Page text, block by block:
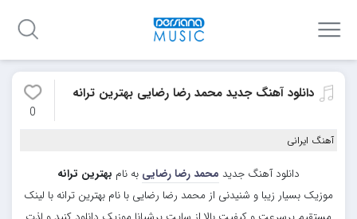
دانلود آهنگ جدید محمد رضا رضایی بهترین ترانه
0
آهنگ ایرانی
دانلود آهنگ جدید محمد رضا رضایی به نام بهترین ترانه
موزیک بسیار زیبا و شنیدنی از محمد رضا رضایی با نام بهترین ترانه با لینک